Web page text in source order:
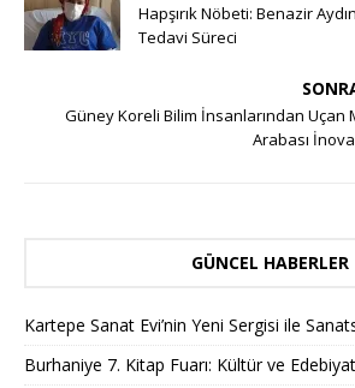
Hapşırık Nöbeti: Benazir
Tedavi Süreci
Güney Koreli Bilim İnsanlarından Uçan
Arabası
GÜNCEL HABERLER
Kartepe Sanat Evi’nin Yeni Sergisi ile
Burhaniye 7. Kitap Fuarı: Kültür ve